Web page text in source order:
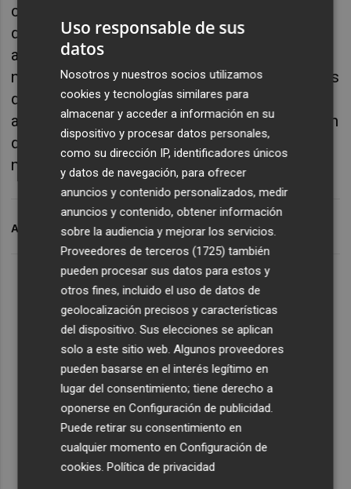
commemora en Celebrem amb la Natura
diversos dies mediambientals a nivell global,
amb l'objectiu de posar en valor el patrimoni
natural de Castelló i gaudir dels espais públics
de la ciutat. Contempla aquest any 18
activitats, que comprén rutes, tallers o jocs en
diversos parcs o paratges del terme
municipal. .
ARCHIVADO EN DIA DE LA TIERRA
Uso responsable de sus
datos
Nosotros y nuestros socios utilizamos
cookies y tecnologías similares para
almacenar y acceder a información en su
dispositivo y procesar datos personales,
como su dirección IP, identificadores únicos
y datos de navegación, para ofrecer
anuncios y contenido personalizados, medir
anuncios y contenido, obtener información
sobre la audiencia y mejorar los servicios.
Proveedores de terceros (1725) también
pueden procesar sus datos para estos y
otros fines, incluido el uso de datos de
geolocalización precisos y características
del dispositivo. Sus elecciones se aplican
solo a este sitio web. Algunos proveedores
pueden basarse en el interés legítimo en
lugar del consentimiento; tiene derecho a
oponerse enConfiguración de publicidad
Puede retirar su consentimiento en
cualquier momento enConfiguración de
cookies .Política de privacidad